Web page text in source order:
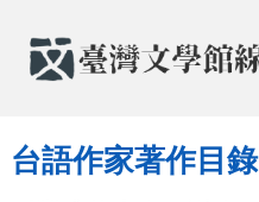
台語作家著作目錄